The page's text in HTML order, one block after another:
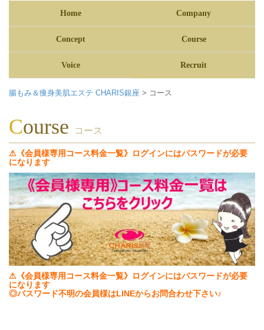
Home Company
Concept Course
Voice Recruit
腸もみ＆痩身美肌エステ CHARIS銀座 > コース
course コース
⚠《会員様専用コース料金一覧》ログインにはパスワードが必要
になります
⚠ 《会員様専用コース料金一覧》 ログインにはパスワードが必要
になります
◎パスワード不明の会員様はLINEからお問合わせ下さい♪